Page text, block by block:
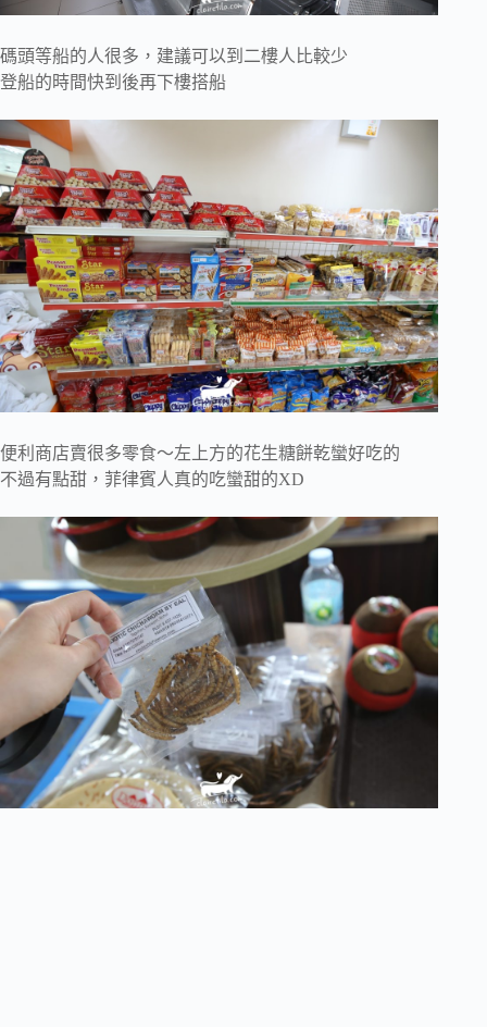
碼頭等船的人很多，建議可以到二樓人比較少
登船的時間快到後再下樓搭船
便利商店賣很多零食～左上方的花生糖餅乾蠻好吃的
不過有點甜，菲律賓人真的吃蠻甜的XD